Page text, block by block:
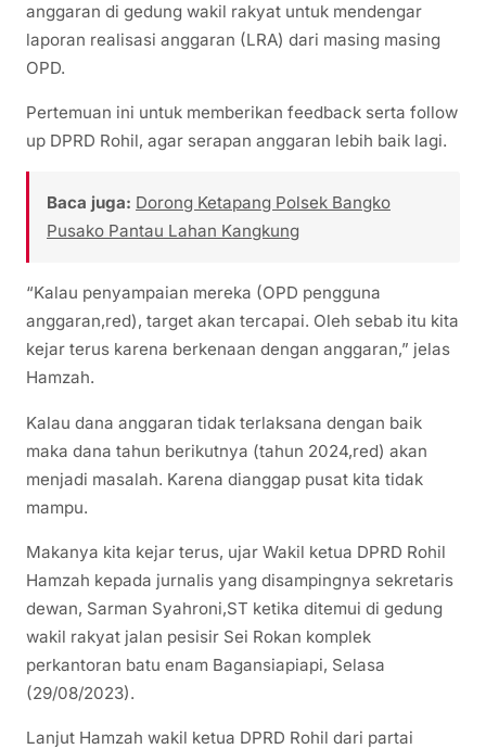
anggaran di gedung wakil rakyat untuk mendengar
laporan realisasi anggaran (LRA) dari masing masing
OPD.
Pertemuan ini untuk memberikan feedback serta follow
up DPRD Rohil, agar serapan anggaran lebih baik lagi.
Baca juga: Dorong Ketapang Polsek Bangko
Pusako Pantau Lahan Kangkung
“Kalau penyampaian mereka (OPD pengguna
anggaran,red), target akan tercapai. Oleh sebab itu kita
kejar terus karena berkenaan dengan anggaran,” jelas
Hamzah.
Kalau dana anggaran tidak terlaksana dengan baik
maka dana tahun berikutnya (tahun 2024,red) akan
menjadi masalah. Karena dianggap pusat kita tidak
mampu.
Makanya kita kejar terus, ujar Wakil ketua DPRD Rohil
Hamzah kepada jurnalis yang disampingnya sekretaris
dewan, Sarman Syahroni,ST ketika ditemui di gedung
wakil rakyat jalan pesisir Sei Rokan komplek
perkantoran batu enam Bagansiapiapi, Selasa
(29/08/2023).
Lanjut Hamzah wakil ketua DPRD Rohil dari partai